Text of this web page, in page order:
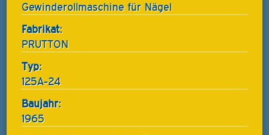
Gewinderollmaschine für Nägel
Fabrikat:
PRUTTON
Typ:
125A-24
Baujahr:
1965